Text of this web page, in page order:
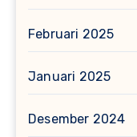
Februari 2025
Januari 2025
Desember 2024